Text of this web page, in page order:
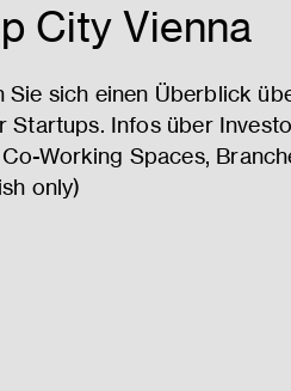
City Vienna
Sie sich einen Überblick
Startups. Infos über
Working Spaces,
only)